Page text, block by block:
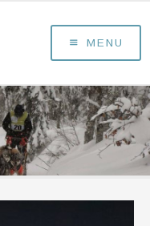
MENU